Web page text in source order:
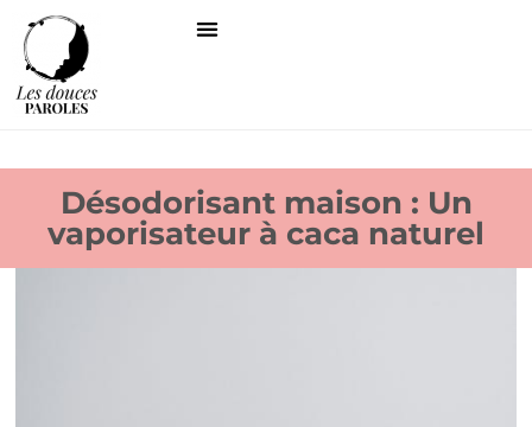
Désodorisant maison : Un
vaporisateur à caca naturel